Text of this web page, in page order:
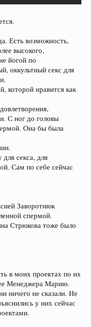
Есть возможность,
высокого,
йогой по
оккультный секс для
которой нравится как
С ног до головы
Она бы была
секса, для
Сам по себе сейчас
Заворотнюк
спермой.
Стрюкова тоже было
в моих проектах по их
Менеджера Марию.
ничего не сказали. Не
у них сейчас